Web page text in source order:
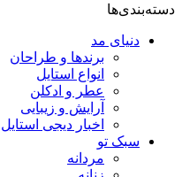
دسته‌بندی‌ها
دنیای مد
برندها و طراحان
انواع استایل
عطر و ادکلن
آرایش و زیبایی
اخبار دیجی استایل
سبک تو
مردانه